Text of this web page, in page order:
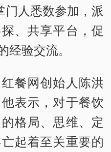
门人悉数参加，派
、共享平台，促
验交流。
餐网创始人陈洪
表示，对于餐饮
格局、思维、定
起着至关重要的